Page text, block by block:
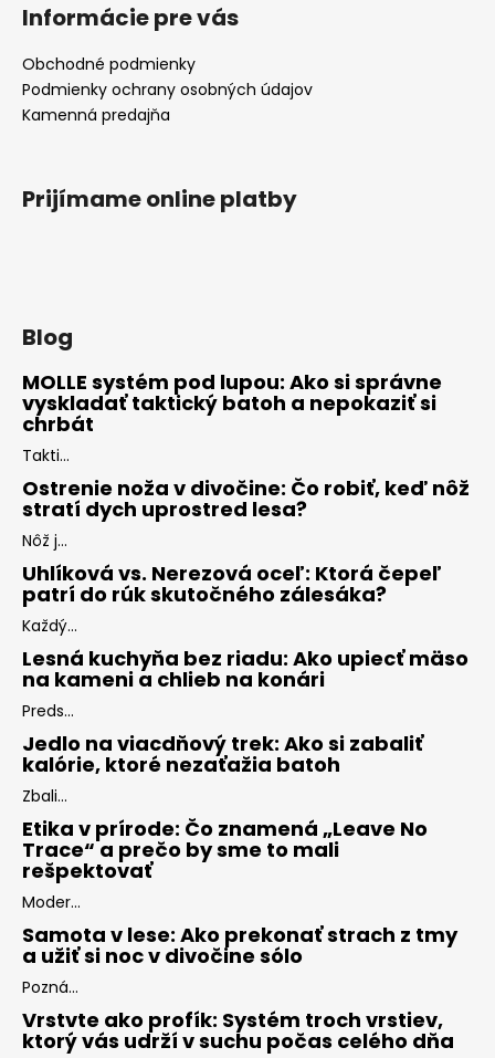
Informácie pre vás
Obchodné podmienky
Podmienky ochrany osobných údajov
Kamenná predajňa
Prijímame online platby
Blog
MOLLE systém pod lupou: Ako si správne
vyskladať taktický batoh a nepokaziť si
chrbát
Takti...
Ostrenie noža v divočine: Čo robiť, keď nôž
stratí dych uprostred lesa?
Nôž j...
Uhlíková vs. Nerezová oceľ: Ktorá čepeľ
patrí do rúk skutočného zálesáka?
Každý...
Lesná kuchyňa bez riadu: Ako upiecť mäso
na kameni a chlieb na konári
Preds...
Jedlo na viacdňový trek: Ako si zabaliť
kalórie, ktoré nezaťažia batoh
Zbali...
Etika v prírode: Čo znamená „Leave No
Trace“ a prečo by sme to mali
rešpektovať
Moder...
Samota v lese: Ako prekonať strach z tmy
a užiť si noc v divočine sólo
Pozná...
Vrstvte ako profík: Systém troch vrstiev,
ktorý vás udrží v suchu počas celého dňa